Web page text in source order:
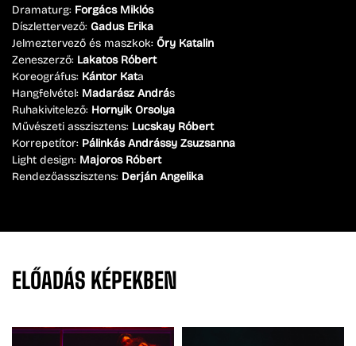
Dramaturg: Forgács Miklós
Díszlettervező: Gadus Erika
Jelmeztervező és maszkok: Őry Katalin
Zeneszerző: Lakatos Róbert
Koreográfus: Kántor Kata
Hangfelvétel: Madarász András
Ruhakivitelező: Hornyik Orsolya
Művészeti asszisztens: Lucskay Róbert
Korrepetítor: Pálinkás Andrássy Zsuzsanna
Light design: Majoros Róbert
Rendezőasszisztens: Derján Angelika
ELŐADÁS KÉPEKBEN